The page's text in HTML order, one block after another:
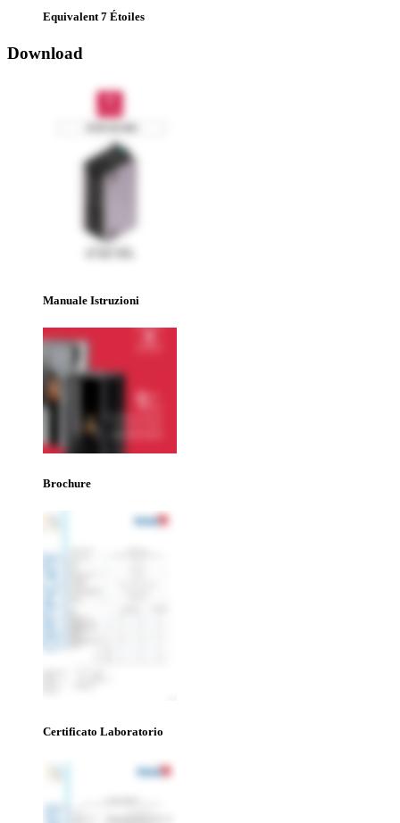
Equivalent 7 Étoiles
Download
Manuale Istruzioni
Brochure
Certificato Laboratorio